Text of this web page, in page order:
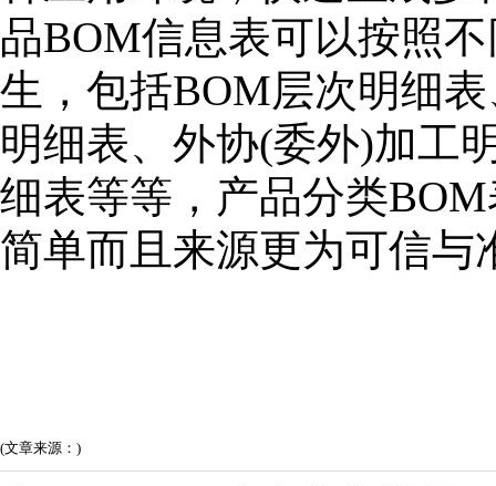
品BOM信息表可以按照
生，包括BOM层次明细
明细表、外协(委外)加工
细表等等，产品分类
简单而且来源更为可信与
(文章来源：)